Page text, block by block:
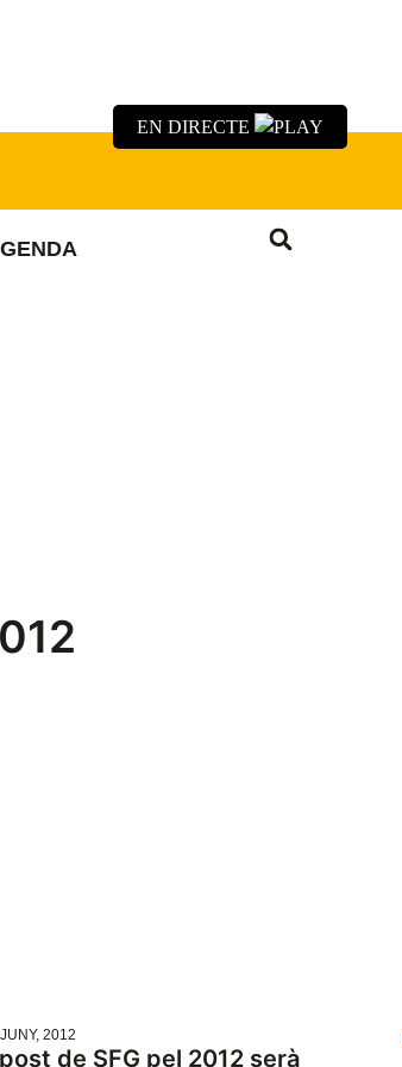
EN DIRECTE
2012
de SFG pel 2012 serà